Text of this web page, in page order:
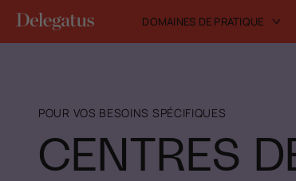
DOMAINES DE PRATIQUE
POUR VOS BESOINS SPÉCIFIQUES
CENTRES